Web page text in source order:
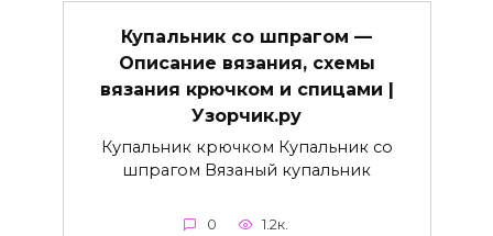
Купальник со шпрагом —
Описание вязания, схемы
вязания крючком и спицами |
Узорчик.ру
Купальник крючком Купальник со
шпрагом Вязаный купальник
0 1.2к.